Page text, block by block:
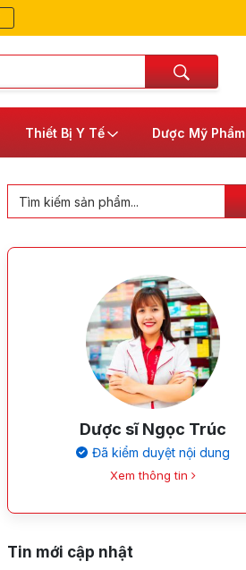
Thiết Bị Y Tế Dược Mỹ Phẩm
Dược sĩ Ngọc Trúc
Đã kiểm duyệt nội dung
Xem thông tin
Tin mới cập nhật